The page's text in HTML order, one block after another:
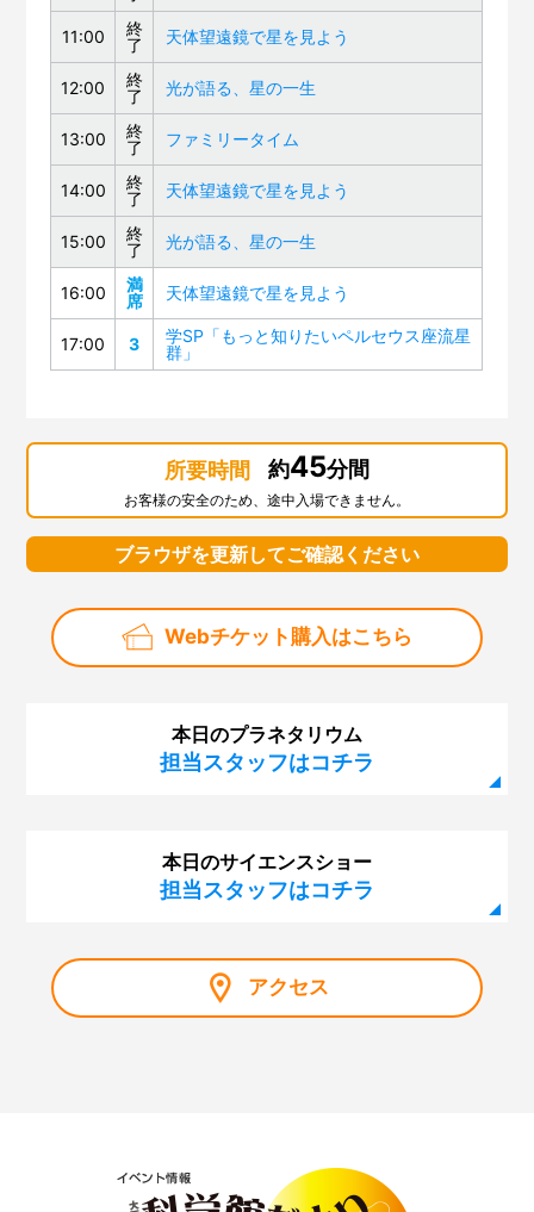
第127回「スーパー磁石で大実験」
第126回「科学デモンストレーター10周年」
第125回「火星大接近」
第124回 サイエンスショー「ふわふわ、きらきら！シ
ャボン玉サイエンス」
第123回 プラネタリウム「眠れなくなる宇宙のはな
し」
第122回 プラネタリウム「はるかなる大マゼラン雲」
第121回 サイエンスショー「虹でじっけん、光のせか
第119回 プラネタリウム「ブラックホール合体！重力
第118回 企画展「大阪市立科学館資料で見るノーベル賞
展」
第116回 プラネタリウム「秋の夜長に月見れば」
第115回 「大人も子どもも、紫キャベツ！」
第113回 プラネタリウム「木星と土星を見よう」
せられた2人のコレクション～」
第109回 「星図の描き方」
第108回 サイエンスショー「静電気なんてこわくな
第105回 「化学と宮沢賢治」
11:00
終
了
天体望遠鏡で星を見よう
12:00
終
了
光が語る、星の一生
13:00
終
了
ファミリータイム
14:00
終
了
天体望遠鏡で星を見よう
15:00
終
了
光が語る、星の一生
16:00
満
席
天体望遠鏡で星を見よう
17:00 3
学SP「もっと知りたいペルセウス座流星
群」
所要時間 約45分間
お客様の安全のため、途中入場できません。
ブラウザを更新してご確認ください
Webチケット購入はこちら
本日のプラネタリウム
担当スタッフはコチラ
本日のサイエンスショー
担当スタッフはコチラ
アクセス